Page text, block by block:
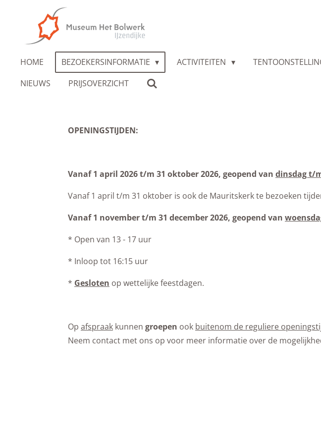
hoofdinhoud
HOME BEZOEKERSINFORMATIE ACTIVITEITEN
NIEUWS
PRIJSOVERZICHT
OPENINGSTIJDEN:
Vanaf 1 april 2026 t/m 31 oktober 2026, geopend van dinsdag t/
Vanaf 1 april t/m 31 oktober is ook de Mauritskerk te bezoeken
Vanaf 1 november t/m 31 december 2026, geopend van
* Open van 13 - 17 uur
* Inloop tot 16:15 uur
* Gesloten op wettelijke feestdagen.
Op afspraak kunnen groepen ook buitenom de reguliere
Neem contact met ons op voor meer informatie over de